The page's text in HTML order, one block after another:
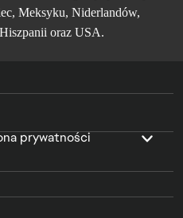
Meksyku, Niderlandów,
oraz USA.
prywatności